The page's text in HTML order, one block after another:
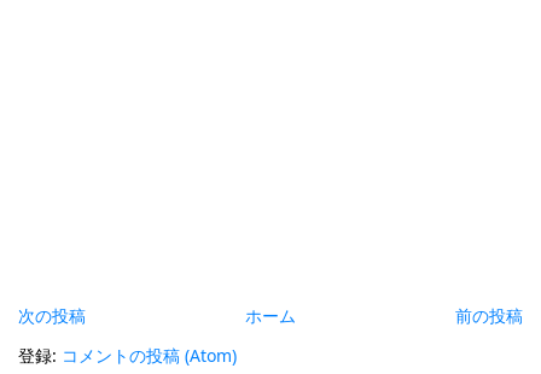
次の投稿 前の投稿
ホーム
登録: コメントの投稿 (Atom)